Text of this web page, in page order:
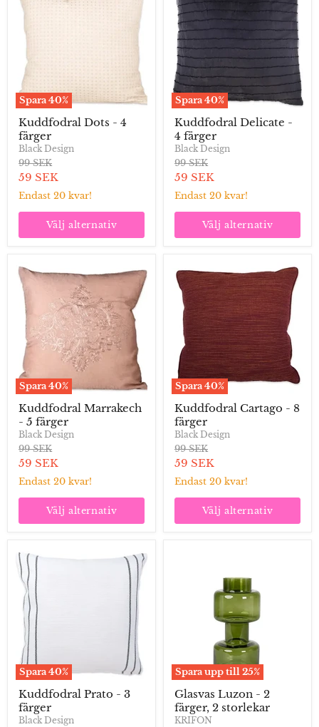
Spara40%
Kuddfodral Dots - 4
färger
Black Design
Ordinarie
pris
99 SEK
Aktuellt
pris
59 SEK
Endast 20 kvar!
Välj alternativ
Spara40%
färger
Kuddfodral Delicate -
4 färger
Black Design
Ordinarie
pris
99 SEK
Aktuellt
pris
59 SEK
Endast 20 kvar!
Välj alternativ
Spara40%
Kuddfodral
Marrakech
färger
Kuddfodral Marrakech
- 5 färger
Black Design
Ordinarie
pris
99 SEK
Aktuellt
pris
59 SEK
Endast 20 kvar!
Välj alternativ
Spara40%
Kuddfodral
Cartago
färger
Kuddfodral Cartago - 8
färger
Black Design
Ordinarie
pris
99 SEK
Aktuellt
pris
59 SEK
Endast 20 kvar!
Välj alternativ
Spara40%
Kuddfodral
Prato
färger
Kuddfodral Prato - 3
färger
Black Design
Spara upp till25%
storlekar
Glasvas Luzon - 2
färger, 2 storlekar
KRIFON